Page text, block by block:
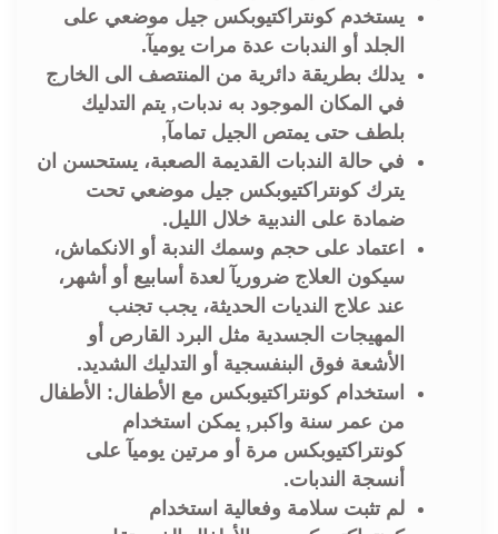
يستخدم كونتراكتيوبكس جيل موضعي على
الجلد أو الندبات عدة مرات يوميآ.
يدلك بطريقة دائرية من المنتصف الى الخارج
في المكان الموجود به ندبات, يتم التدليك
بلطف حتى يمتص الجيل تمامآ,
في حالة الندبات القديمة الصعبة، يستحسن ان
يترك كونتراكتيوبكس جيل موضعي تحت
ضمادة على الندبية خلال الليل.
اعتماد على حجم وسمك الندبة أو الانكماش،
سيكون العلاج ضروريآ لعدة أسابيع أو أشهر،
عند علاج النديات الحديثة، يجب تجنب
المهيجات الجسدية مثل البرد القارص أو
الأشعة فوق البنفسجية أو التدليك الشديد.
استخدام كونتراكتيوبكس مع الأطفال: الأطفال
من عمر سنة واكبر, يمكن استخدام
كونتراكتيوبكس مرة أو مرتين يوميآ على
أنسجة الندبات.
لم تثبت سلامة وفعالية استخدام